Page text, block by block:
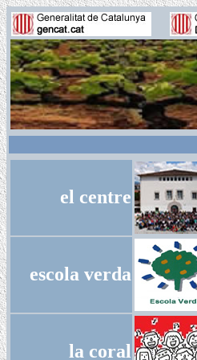
el centre
escola verda
la coral